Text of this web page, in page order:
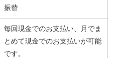
振替
毎回現金でのお支払い、月でま
とめて現金でのお支払いが可能
です。